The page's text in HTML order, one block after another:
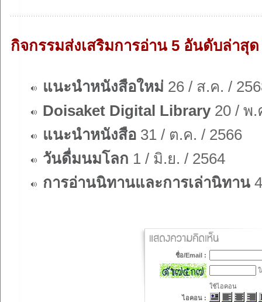
กิจกรรมส่งเสริมการอ่าน 5 อันดับล่าสุด
แนะนำหนังสือใหม่ 26 / ส.ค. /
Doisaket Digital Library20 / พ.
แนะนำหนังสือ 31 / ต.ค. / 2566
วันดื่มนมโลก 1 / มิ.ย. / 2564
การอ่านนิทานและการเล่านิทาน
ชื่อ/Email :
ไอคอน :
ใช้ไอคอน